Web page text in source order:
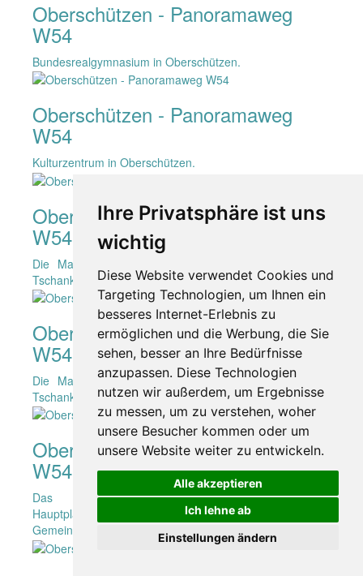
Ihre Privatsphäre ist uns
wichtig
Diese Website verwendet Cookies und
Targeting Technologien, um Ihnen ein
besseres Internet-Erlebnis zu
ermöglichen und die Werbung, die Sie
sehen, besser an Ihre Bedürfnisse
anzupassen. Diese Technologien
nutzen wir außerdem, um Ergebnisse
zu messen, um zu verstehen, woher
unsere Besucher kommen oder um
unsere Website weiter zu entwickeln.
Alle akzeptieren
Ich lehne ab
Einstellungen ändern
Oberschützen - Panoramaweg
W54
Bundesrealgymnasium in Oberschützen.
Oberschützen - Panoramaweg
W54
Kulturzentrum in Oberschützen.
Oberschützen - Panoramaweg
W54
Die Marmorskulptur "Öffnung der Gefühle" von Heidi
Tschank befindet sich am Hauptplatz in Oberschützen.
Oberschützen - Panoramaweg
W54
Die Marmorskulptur "Öffnung der Gefühle" von Heidi
Tschank befindet sich am Hauptplatz in Oberschützen.
Oberschützen - Panoramaweg
W54
Das Kriegerdenkmal befindet sich am
Hauptplatz/Bahnhofstraße in Oberschützen, neben dem
Gemeindeamt.